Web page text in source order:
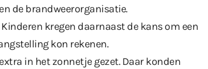
de brandweerorganisatie.
kregen daarnaast de kans om een
kon rekenen.
in het zonnetje gezet. Daar konden